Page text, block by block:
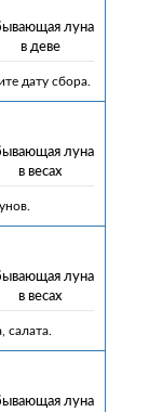
луна
в деве
дату сбора.
луна
в весах
луна
в весах
салата.
луна